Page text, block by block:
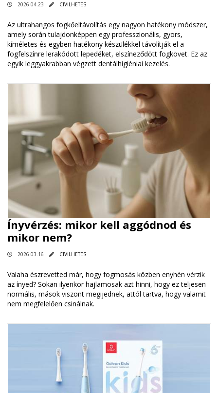
2026.04.23 CIVILHETES
Az ultrahangos fogkőeltávolítás egy nagyon hatékony módszer,
amely során tulajdonképpen egy professzionális, gyors,
kíméletes és egyben hatékony készülékkel távolítják el a
fogfelszínre lerakódott lepedéket, elszíneződött fogkövet. Ez az
egyik leggyakrabban végzett dentálhigiéniai kezelés.
Ínyvérzés: mikor kell aggódnod és
mikor nem?
2026.03.16 CIVILHETES
Valaha észrevetted már, hogy fogmosás közben enyhén vérzik
az ínyed? Sokan ilyenkor hajlamosak azt hinni, hogy ez teljesen
normális, mások viszont megijednek, attól tartva, hogy valamit
nem megfelelően csinálnak.